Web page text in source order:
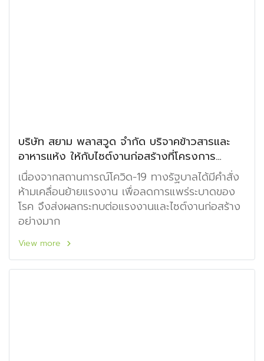
บริษัท สยาม พลาสวูด จำกัด บริจาคข้าวสารและ
อาหารแห้ง ให้กับไซต์งานก่อสร้างที่โครงการ
สราญสิริ รังสิต
เนื่องจากสถานการณ์โควิด-19 ทางรัฐบาลได้มีคำสั่ง
ห้ามเคลื่อนย้ายแรงงาน เพื่อลดการแพร่ระบาดของ
โรค จึงส่งผลกระทบต่อแรงงานและไซต์งานก่อสร้าง
อย่างมาก
View more